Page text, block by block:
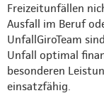
Freizeitunfällen
Ausfall im Beruf
UnfallGiroTeam
Unfall optimal
besonderen
einsatzfähig.